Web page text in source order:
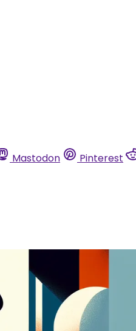
Mastodon Pinterest